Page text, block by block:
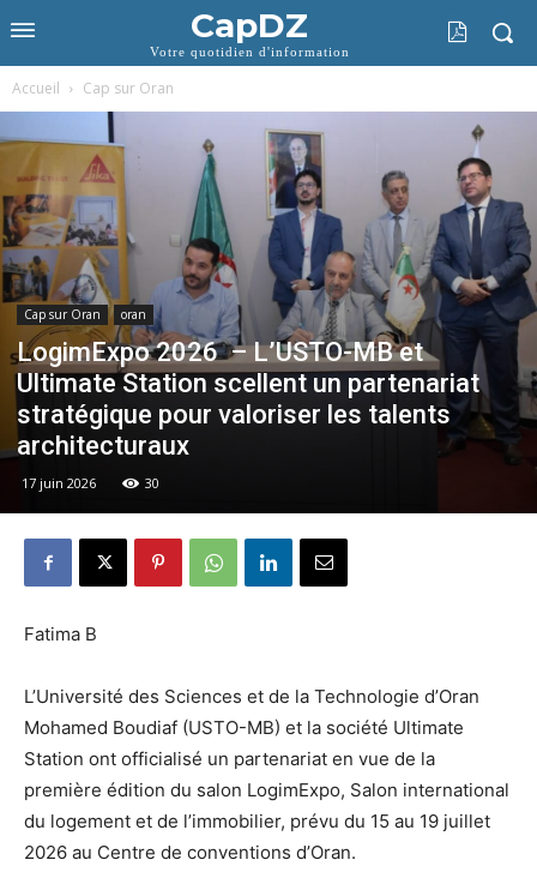
CapDZ
Votre quotidien d'information
Accueil Cap sur Oran
Cap sur Oran oran
LogimExpo 2026 – L’USTO-MB et
Ultimate Station scellent un partenariat
stratégique pour valoriser les talents
architecturaux
17 juin 2026 30
Fatima B
L’Université des Sciences et de la Technologie d’Oran
Mohamed Boudiaf (USTO-MB) et la société Ultimate
Station ont officialisé un partenariat en vue de la
première édition du salon LogimExpo, Salon international
du logement et de l’immobilier, prévu du 15 au 19 juillet
2026 au Centre de conventions d’Oran.